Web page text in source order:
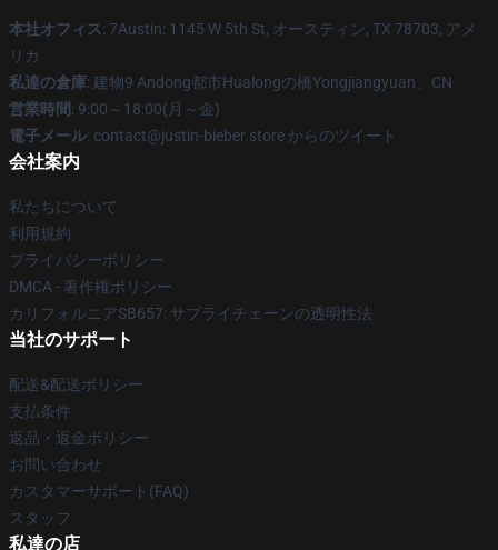
本社オフィス: 7Austin: 1145 W 5th St, オースティン, TX 78703, アメ
リカ
私達の倉庫: 建物9 Andong都市Hualongの橋Yongjiangyuan、CN
営業時間: 9:00～18:00(月～金)
電子メール: contact@justin-bieber.store からのツイート
会社案内
私たちについて
利用規約
プライバシーポリシー
DMCA - 著作権ポリシー
カリフォルニアSB657: サプライチェーンの透明性法
当社のサポート
配送&配送ポリシー
支払条件
返品・返金ポリシー
お問い合わせ
カスタマーサポート(FAQ)
スタッフ
私達の店